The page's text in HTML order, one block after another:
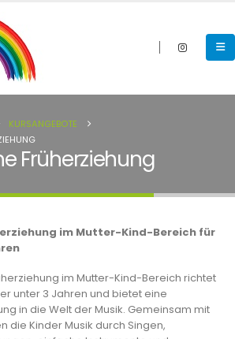
KURSANGEBOTE
Früherziehung
im Mutter-Kind-Bereich für
im Mutter-Kind-Bereich richtet
unter 3 Jahren und bietet eine
in die Welt der Musik. Gemeinsam mit
die Kinder Musik durch Singen,